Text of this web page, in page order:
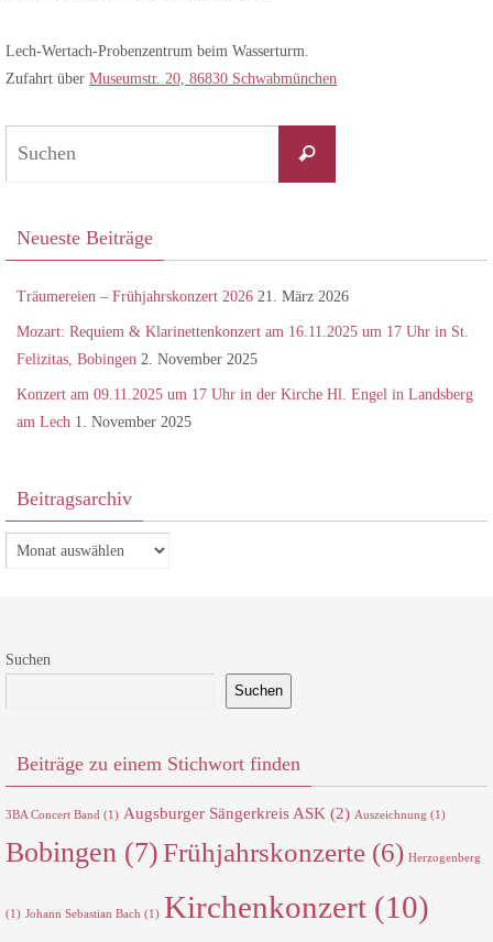
Lech-Wertach-Probenzentrum beim Wasserturm.
Zufahrt über Museumstr. 20, 86830 Schwabmünchen
Suchen
Neueste Beiträge
Träumereien – Frühjahrskonzert 2026 21. März 2026
Mozart: Requiem & Klarinettenkonzert am 16.11.2025 um 17 Uhr in St.
Felizitas, Bobingen 2. November 2025
Konzert am 09.11.2025 um 17 Uhr in der Kirche Hl. Engel in Landsberg
am Lech 1. November 2025
Beitragsarchiv
Beitragsarchiv
Suchen
Suchen
Beiträge zu einem Stichwort finden
3BA Concert Band (1) Augsburger Sängerkreis ASK (2) Auszeichnung (1)
Bobingen (7)Frühjahrskonzerte (6) Herzogenberg
(1) Johann Sebastian Bach (1) Kirchenkonzert (10)